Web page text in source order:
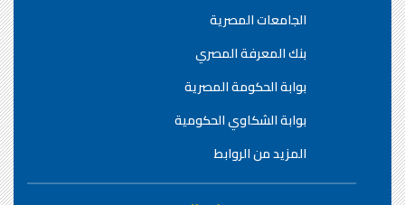
الجامعات المصرية
بنك المعرفة المصري
بوابة الحكومة المصرية
بوابة الشكاوي الحكومية
المزيد من الروابط